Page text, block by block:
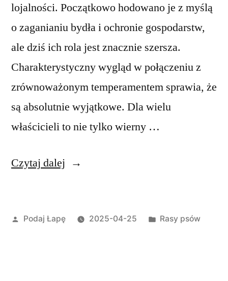
lojalności. Początkowo hodowano je z myślą
o zaganianiu bydła i ochronie gospodarstw,
ale dziś ich rola jest znacznie szersza.
Charakterystyczny wygląd w połączeniu z
zrównoważonym temperamentem sprawia, że
są absolutnie wyjątkowe. Dla wielu
właścicieli to nie tylko wierny …
Czytaj dalej „Bouvier
–
Opublikowane
Podaj Łapę 2025-04-25
Opublikowano
Rasy psów